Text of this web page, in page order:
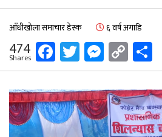
आँधीखोला समाचार डेस्क ६ वर्ष अगाडि
474
Shares Facebook
TwitterCopy
Link